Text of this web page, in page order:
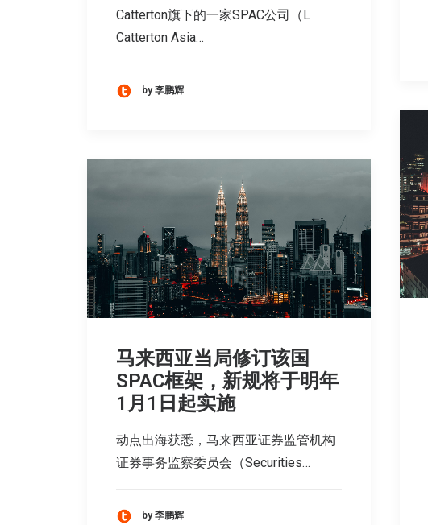
Catterton旗下的一家SPAC公司（L
Catterton Asia…
by 李鹏辉
马来西亚当局修订该国
SPAC框架，新规将于明年
1月1日起实施
动点出海获悉，马来西亚证券监管机构
证券事务监察委员会（Securities…
by 李鹏辉